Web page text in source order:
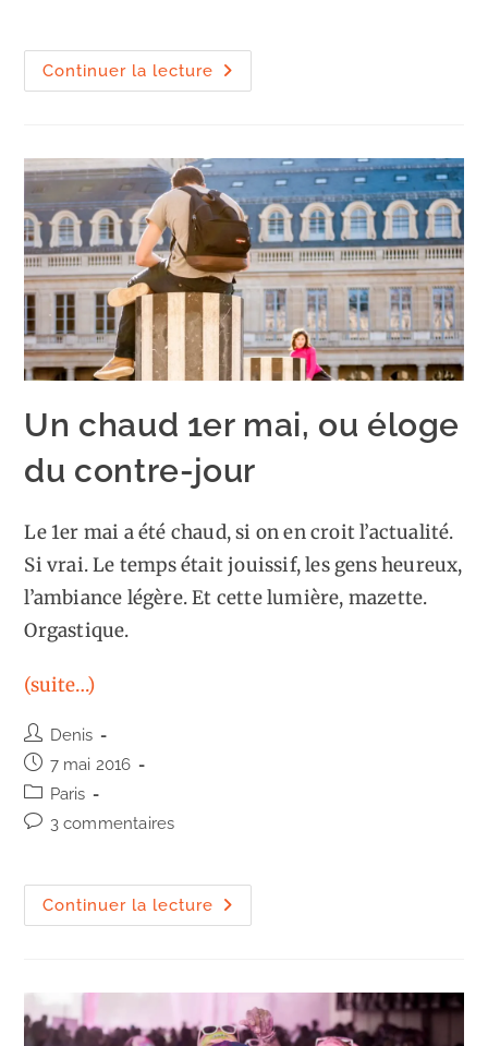
publication :
Continuer la lecture Contrastes
Un chaud 1er mai, ou éloge
du contre-jour
Le 1er mai a été chaud, si on en croit l’actualité.
Si vrai. Le temps était jouissif, les gens heureux,
l’ambiance légère. Et cette lumière, mazette.
Orgastique.
(suite…)
Auteur/autrice
de
publication :
Denis
Publication
publiée :
7 mai 2016
Post
category:
Paris
Commentaires
publication :
3 commentaires
Continuer la lecture Un
du
contre-
jour